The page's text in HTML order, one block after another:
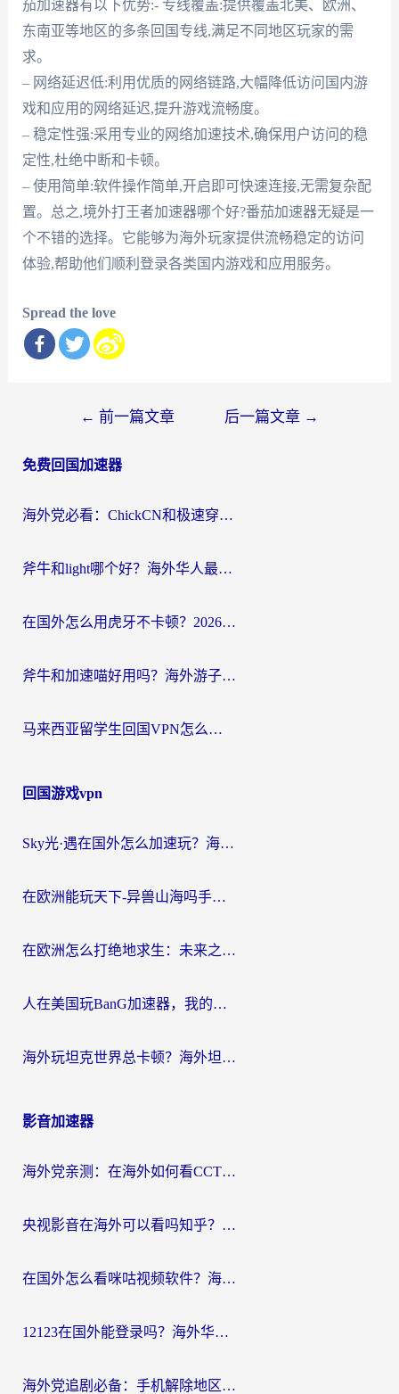
茄加速器有以下优势:- 专线覆盖:提供覆盖北美、欧洲、
东南亚等地区的多条回国专线,满足不同地区玩家的需
求。
– 网络延迟低:利用优质的网络链路,大幅降低访问国内游
戏和应用的网络延迟,提升游戏流畅度。
– 稳定性强:采用专业的网络加速技术,确保用户访问的稳
定性,杜绝中断和卡顿。
– 使用简单:软件操作简单,开启即可快速连接,无需复杂配
置。总之,境外打王者加速器哪个好?番茄加速器无疑是一
个不错的选择。它能够为海外玩家提供流畅稳定的访问
体验,帮助他们顺利登录各类国内游戏和应用服务。
Spread the love
导
← 前一篇文章 后一篇文章 →
免费回国加速器
海外党必看：ChickCN和极速穿梭VPN好用吗？3招教你选对回国加速器无缝刷国内资源
斧牛和light哪个好？海外华人最关心的回国加速器选择难题，一篇讲透
在国外怎么用虎牙不卡顿？2026海外华人亲测有效的回国加速器选择指南
斧牛和加速喵好用吗？海外游子的真实选择困境
马来西亚留学生回国VPN怎么选？3个避坑点+1款实测好用的加速器推荐
回国游戏vpn
Sky光·遇在国外怎么加速玩？海外党亲测有效的国服游戏加速指南
在欧洲能玩天下-异兽山海吗手游？海外玩家的加速器生存指南
在欧洲怎么打绝地求生：未来之役不卡？留学生亲测的加速器避坑指南
人在美国玩BanG加速器，我的延迟终于绿了
海外玩坦克世界总卡顿？海外坦克世界加速器有哪些？实测好用的选择在这里
影音加速器
海外党亲测：在海外如何看CCTV？告别“仅限大陆播放”的实用指南
央视影音在海外可以看吗知乎？留学生亲测：3步解决地域限制+追剧自由
在国外怎么看咪咕视频软件？海外党亲测有效的回国加速方案
12123在国外能登录吗？海外华人必看的回国加速实用指南
海外党追剧必备：手机解除地区限制app怎么选？解决央视视频&国内剧地区限制全指南